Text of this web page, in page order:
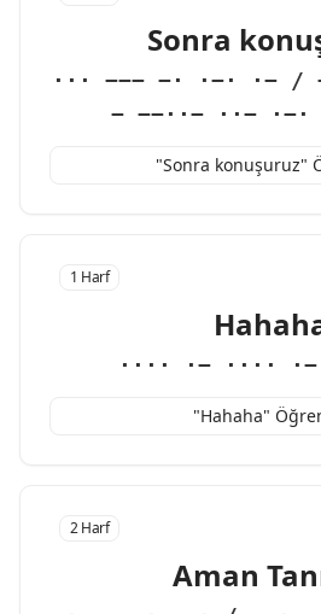
Sonra
··· −−− −· ·−· ·− /
− −−··− ··− ·−·
"Sonra konuşuruz"
1 Harf
···· ·− ····
"Hahaha"
2 Harf
Aman